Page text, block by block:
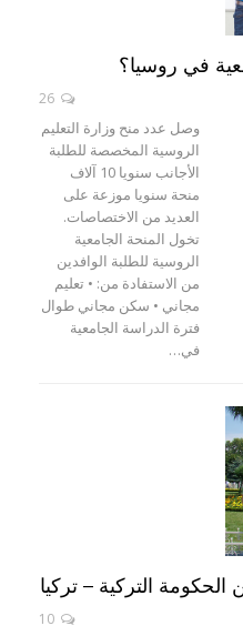
في روسيا؟
وصل عدد منح وزارة التعليم
الروسية المخصصة للطلبة
الأجانب سنويا 10 آلاف
منحة سنويا موزعة على
العديد من الاختصاصات.
تخول المنحة الجامعية
الروسية للطلبة الوافدين
من الاستفادة من: • تعليم
مجاني • سكن مجاني طوال
فترة الدراسة الجامعية
في…
التركية – تركيا